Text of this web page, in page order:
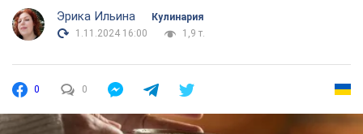
Эрика Ильина
Кулинария
1.11.2024 16:00
1,9 т.
0 0